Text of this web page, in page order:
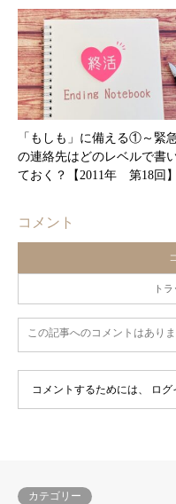
「もしも」に備える①～緊急
の連絡先はどのレベルで書
ておく？【2011年 第18回】
コメント
ト
この記事へのコメントはありま
コメントするためには、 ログ
カテゴリー